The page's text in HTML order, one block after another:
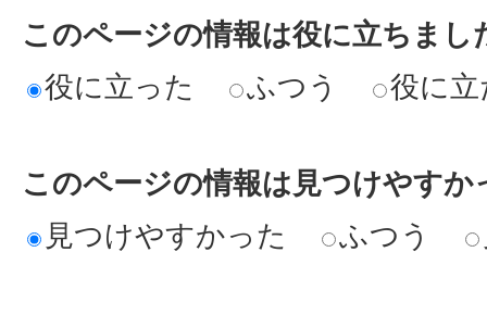
このページの情報は役に立ちまし
役に立った
ふつう 役に
このページの情報は見つけやすか
見つけやすかった
ふつう